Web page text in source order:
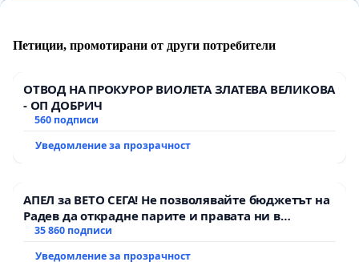
Петиции, промотирани от други потребители
ОТВОД НА ПРОКУРОР ВИОЛЕТА ЗЛАТЕВА ВЕЛИКОВА
- ОП ДОБРИЧ
560 подписи
Уведомление за прозрачност
АПЕЛ за ВЕТО СЕГА! Не позволявайте бюджетът на
Радев да открадне парите и правата ни в
тъмното
35 860 подписи
Уведомление за прозрачност